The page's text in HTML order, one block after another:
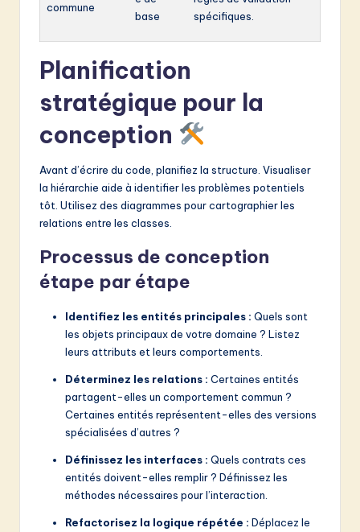
commune
base
spécifiques.
Planification
stratégique pour la
conception
Avant d’écrire du code, planifiez la structure. Visualiser
la hiérarchie aide à identifier les problèmes potentiels
tôt. Utilisez des diagrammes pour cartographier les
relations entre les classes.
Processus de conception
étape par étape
Identifiez les entités principales : Quels sont
les objets principaux de votre domaine ? Listez
leurs attributs et leurs comportements.
Déterminez les relations : Certaines entités
partagent-elles un comportement commun ?
Certaines entités représentent-elles des versions
spécialisées d’autres ?
Définissez les interfaces : Quels contrats ces
entités doivent-elles remplir ? Définissez les
méthodes nécessaires pour l’interaction.
Refactorisez la logique répétée : Déplacez le